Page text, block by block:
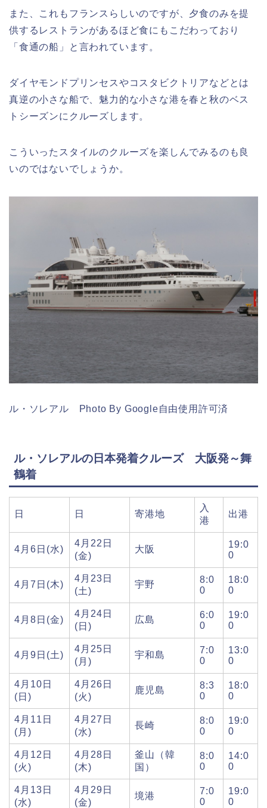
また、これもフランスらしいのですが、夕食のみを提
供するレストランがあるほど食にもこだわっており
「食通の船」と言われています。
ダイヤモンドプリンセスやコスタビクトリアなどとは
真逆の小さな船で、魅力的な小さな港を春と秋のベス
トシーズンにクルーズします。
こういったスタイルのクルーズを楽しんでみるのも良
いのではないでしょうか。
ル・ソレアル Photo By Google自由使用許可済
ル・ソレアルの日本発着クルーズ 大阪発～舞
鶴着
日 日 寄港地
入
港
出港
4月6日(水)
4月22日
(金)
大阪
19:0
0
4月7日(木)
4月23日
(土)
宇野
8:0
0
18:0
0
4月8日(金)
4月24日
(日)
広島
6:0
0
19:0
0
4月9日(土)
4月25日
(月)
宇和島
7:0
0
13:0
0
4月10日
(日)
4月26日
(火)
鹿児島
8:3
0
18:0
0
4月11日
(月)
4月27日
(水)
長崎
8:0
0
19:0
0
4月12日
(火)
4月28日
(木)
釜山（韓
国）
8:0
0
14:0
0
4月13日
(水)
4月29日
(金)
境港
7:0
0
19:0
0